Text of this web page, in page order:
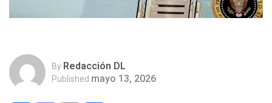
By Redacción DL
Published mayo 13, 2026